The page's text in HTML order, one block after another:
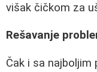
višak čičkom za
Rešavanje
Čak i sa